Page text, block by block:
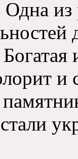
Одна из
Богатая
и